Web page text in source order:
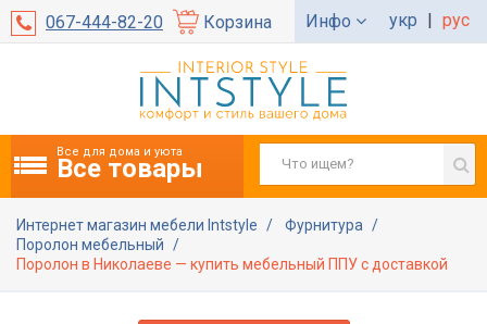
067-444-82-20 Корзина Инфо укр | рус
Все для дома и уюта
Все товары
Интернет магазин мебели Intstyle
Фурнитура
Поролон мебельный
Поролон в Николаеве — купить мебельный ППУ с доставкой